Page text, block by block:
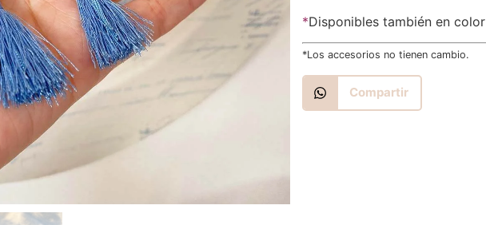
*Disponibles también en color
*Los accesorios no tienen cambio.
Compartir